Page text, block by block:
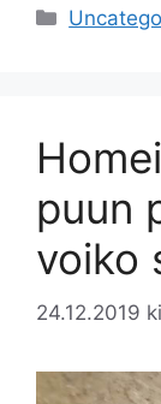
puun
voiko
24.12.2019